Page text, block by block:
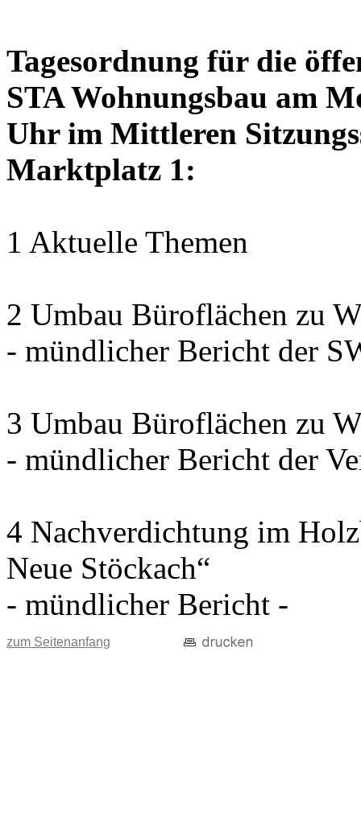
Tagesordnung für die
STA Wohnungsbau am
Uhr im Mittleren
Marktplatz 1:
1 Aktuelle Themen
2 Umbau Büroflächen zu
- mündlicher Bericht der
3 Umbau Büroflächen zu
- mündlicher Bericht der
4 Nachverdichtung im
Neue Stöckach“
- mündlicher Bericht -
zum Seitenanfang